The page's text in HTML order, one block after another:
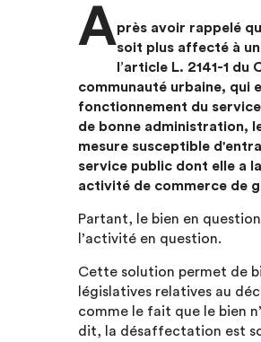
Après avoir rappelé
soit plus affecté à
l’article L. 2141-1 du
communauté urbaine, qui
fonctionnement du
de bonne administration,
mesure susceptible
service public dont elle a
activité de commerce de
Partant, le bien en
l’activité en question.
Cette solution permet de
législatives relatives au
comme le fait que le bien
dit, la désaffectation est